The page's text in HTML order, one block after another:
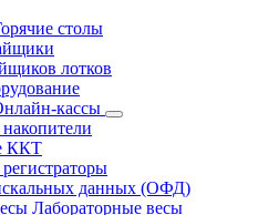
столы
лотков
кассы
ККТ
данных (ОФД)
Лабораторные весы